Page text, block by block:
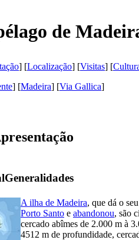
de
] [Localização] [Visitas] [
] [Madeira] [Via Gallica]
Generalidades
A ilha de Madeira, que dá o
Porto Santo e abandonou, são
cercado abîmes de 2.000 m à
4512 m de profundidade,